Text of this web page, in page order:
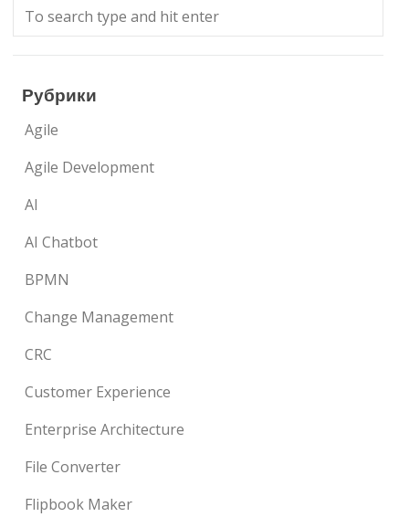
Рубрики
Agile
Agile Development
AI
AI Chatbot
BPMN
Change Management
CRC
Customer Experience
Enterprise Architecture
File Converter
Flipbook Maker